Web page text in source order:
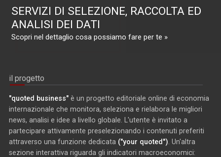
SERVIZI DI SELEZIONE, RACCOLTA ED
ANALISI DEI DATI
Scopri nel dettaglio cosa possiamo fare per te »
il progetto
"quoted business" è un progetto editoriale online di economia
internazionale che monitora, seleziona e rielabora le migliori
news, analisi e idee a livello globale. L'utente è invitato a
partecipare attivamente preselezionando i contenuti preferiti
attraverso una funzione dedicata ("your quoted") . Un'altra
sezione interattiva riguarda gli indicatori macroeconomici: